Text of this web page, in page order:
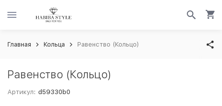
Главная Кольца Равенство (Кольцо)
Равенство (Кольцо)
Артикул: d59330b0